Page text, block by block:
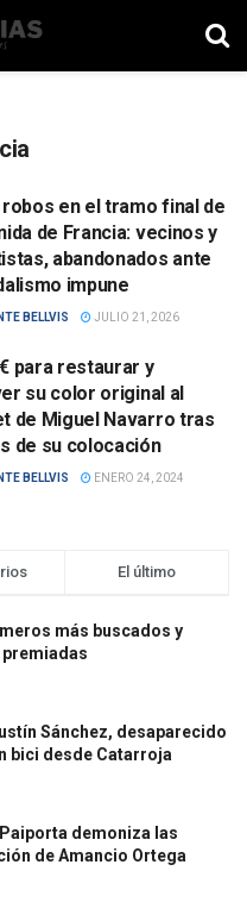
robos en el tramo final de
de Francia: vecinos y
abandonados ante
impune
BELLVIS JULIO 21, 2026
para restaurar y
su color original al
de Miguel Navarro tras
de su colocación
BELLVIS ENERO 24, 2024
El último
más buscados y
Sánchez, desaparecido
bici desde Catarroja
demoniza las
de Amancio Ortega